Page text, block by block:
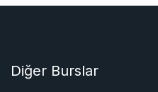
Diğer Burslar